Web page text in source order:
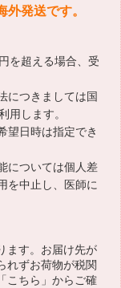
発送です。
を超える場合、受
につきましては国
用します。
望日時は指定でき
については個人差
を中止し、医師に
ます。お届け先が
れずお荷物が税関
こちら 」からご確